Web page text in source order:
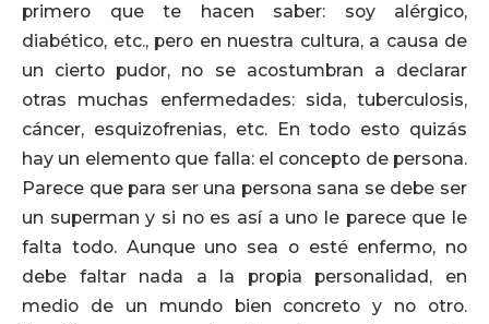
primero que te hacen saber: soy alérgico,
diabético, etc., pero en nuestra cultura, a causa de
un cierto pudor, no se acostumbran a declarar
otras muchas enfermedades: sida, tuberculosis,
cáncer, esquizofrenias, etc. En todo esto quizás
hay un elemento que falla: el concepto de persona.
Parece que para ser una persona sana se debe ser
un superman y si no es así a uno le parece que le
falta todo. Aunque uno sea o esté enfermo, no
debe faltar nada a la propia personalidad, en
medio de un mundo bien concreto y no otro.